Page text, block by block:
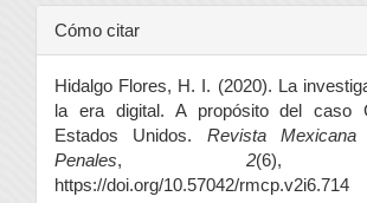
Detalles
del
artículo
Cómo citar
Hidalgo Flores, H. I. (2020). La
la era digital. A propósito del caso
Estados Unidos. Revista
Penales, 2(6),
https://doi.org/10.57042/rmcp.v2i6.714